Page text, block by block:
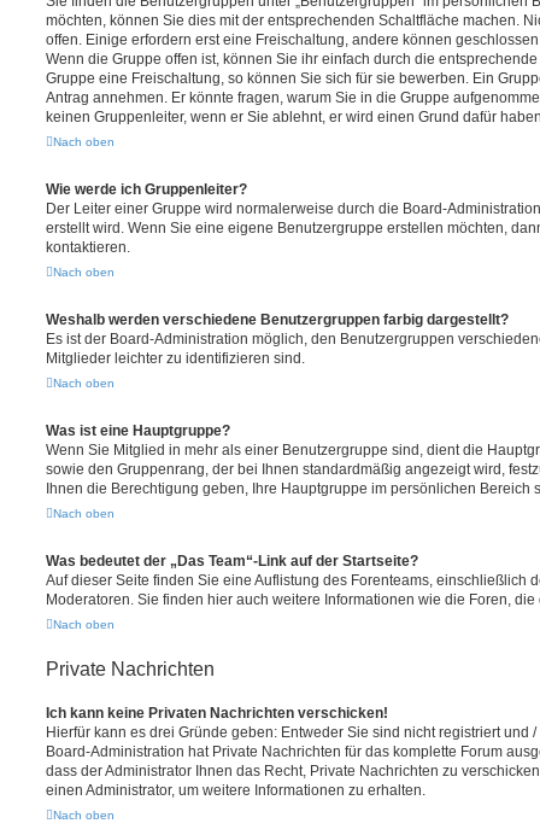
möchten, können Sie dies mit der entsprechenden Schaltfläche machen.
offen. Einige erfordern erst eine Freischaltung, andere können
Wenn die Gruppe offen ist, können Sie ihr einfach durch die
Gruppe eine Freischaltung, so können Sie sich für sie bewerben. Ein
Antrag annehmen. Er könnte fragen, warum Sie in die Gruppe
keinen Gruppenleiter, wenn er Sie ablehnt, er wird einen Grund dafür
Nach oben
Wie werde ich Gruppenleiter?
Der Leiter einer Gruppe wird normalerweise durch die Board-
erstellt wird. Wenn Sie eine eigene Benutzergruppe erstellen möchten,
kontaktieren.
Nach oben
Weshalb werden verschiedene Benutzergruppen farbig dargestellt?
Es ist der Board-Administration möglich, den Benutzergruppen
Mitglieder leichter zu identifizieren sind.
Nach oben
Was ist eine Hauptgruppe?
Wenn Sie Mitglied in mehr als einer Benutzergruppe sind, dient die
sowie den Gruppenrang, der bei Ihnen standardmäßig angezeigt wird,
Ihnen die Berechtigung geben, Ihre Hauptgruppe im persönlichen Bereich
Nach oben
Was bedeutet der „Das Team“-Link auf der Startseite?
Auf dieser Seite finden Sie eine Auflistung des Forenteams, einschließlich
Moderatoren. Sie finden hier auch weitere Informationen wie die Foren,
Nach oben
Private Nachrichten
Ich kann keine Privaten Nachrichten verschicken!
Hierfür kann es drei Gründe geben: Entweder Sie sind nicht registriert und
Board-Administration hat Private Nachrichten für das komplette Forum
dass der Administrator Ihnen das Recht, Private Nachrichten zu
einen Administrator, um weitere Informationen zu erhalten.
Nach oben